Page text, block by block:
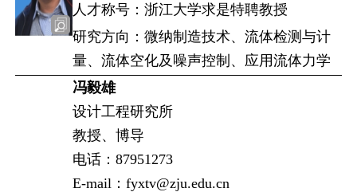
人才称号：浙江大学求是特聘教授
研究方向：微纳制造技术、流体检测与计
量、流体空化及噪声控制、应用流体力学
冯毅雄
设计工程研究所
教授、博导
电话：87951273
E-mail：fyxtv@zju.edu.cn